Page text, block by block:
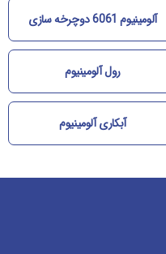
آلومینیوم 6061 دوچرخه سازی
رول آلومینیوم
آبکاری آلومینیوم